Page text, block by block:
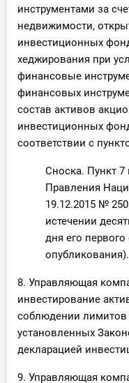
инструментами за
недвижимости,
инвестиционных
хеджирования при
финансовые
финансовых
состав активов
инвестиционных
соответствии с
Сноска. Пункт 7
Правления
19.12.2015 №
истечении
дня его
опубликования).
8. Управляющая
инвестирование
соблюдении лимитов
установленных
декларацией
9. Управляющая